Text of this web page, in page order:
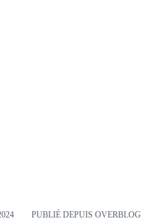
PUBLIÉ DEPUIS OVERBLOG